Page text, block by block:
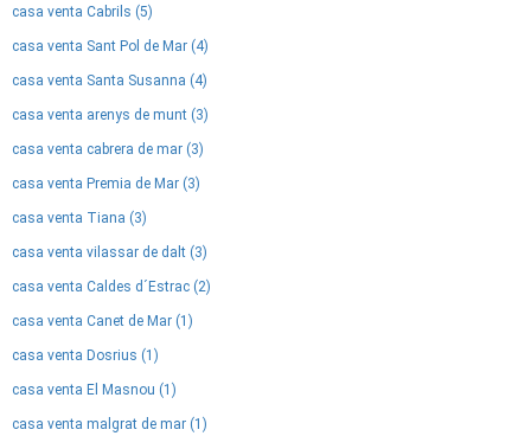
casa venta Cabrils (5)
casa venta Sant Pol de Mar (4)
casa venta Santa Susanna (4)
casa venta arenys de munt (3)
casa venta cabrera de mar (3)
casa venta Premia de Mar (3)
casa venta Tiana (3)
casa venta vilassar de dalt (3)
casa venta Caldes d´Estrac (2)
casa venta Canet de Mar (1)
casa venta Dosrius (1)
casa venta El Masnou (1)
casa venta malgrat de mar (1)